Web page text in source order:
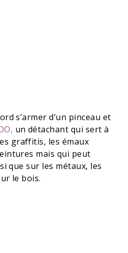
s’armer d’un pinceau et
un détachant qui sert à
graffitis, les émaux
mais qui peut
que sur les métaux, les
le bois.